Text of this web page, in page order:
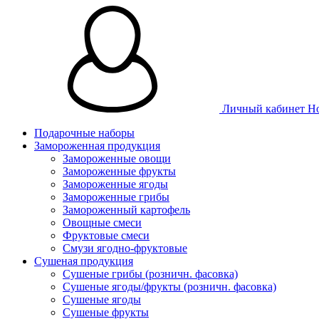
Личный кабинет
Подарочные наборы
Замороженная продукция
Замороженные овощи
Замороженные фрукты
Замороженные ягоды
Замороженные грибы
Замороженный картофель
Овощные смеси
Фруктовые смеси
Смузи ягодно-фруктовые
Сушеная продукция
Сушеные грибы (розничн. фасовка)
Сушеные ягоды/фрукты (розничн. фасовка)
Сушеные ягоды
Сушеные фрукты